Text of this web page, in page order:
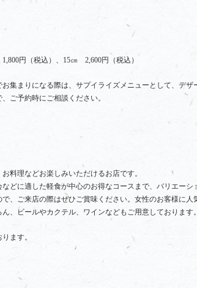
円（税込）、15㎝ 2,600円（税込）
集まりになる際は、サプイライズメニューとして、デ
ご予約時にご相談ください。
料理などお楽しみいただけるお店です。
どに適した軽食が中心のお得なコースまで、バリエーシ
、ご来店の際はぜひご賞味ください。女性のお客様に人
、ビールやカクテル、ワインなどもご用意しておりま
ます。